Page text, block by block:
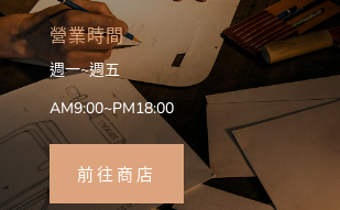
營業時間
週一~週五
AM9:00~PM18:00
前往商店